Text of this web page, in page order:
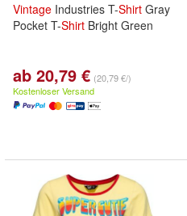
Vintage Industries T-Shirt Gray
Pocket T-Shirt Bright Green
ab 20,79 € (20,79 €/)
Kostenloser Versand